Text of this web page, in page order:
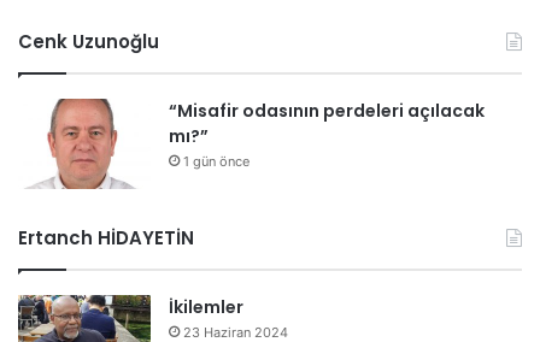
Cenk Uzunoğlu
“Misafir odasının perdeleri açılacak
mı?”
1 gün önce
Ertanch HİDAYETİN
İkilemler
23 Haziran 2024